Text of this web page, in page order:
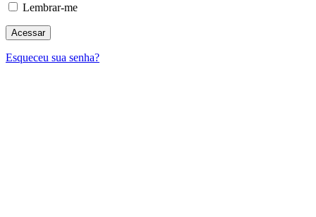
Lembrar-me
Esqueceu sua senha?